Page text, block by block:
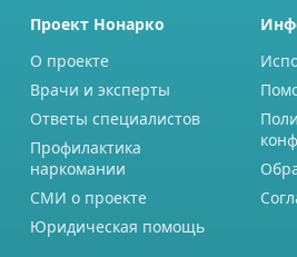
Проект Нонарко
О проекте
Врачи и эксперты
Ответы специалистов
Профилактика
наркомании
СМИ о проекте
Юридическая помощь